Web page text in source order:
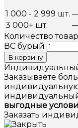
1 000 - 2 999 шт.
3 000+ шт.
Количество
ВС бурый
В корзину
Заказываете
выгодные
Заказать